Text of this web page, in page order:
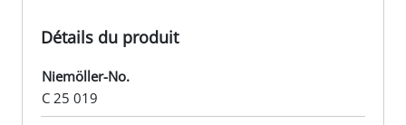
Détails du produit
Niemöller-No.
C 25 019